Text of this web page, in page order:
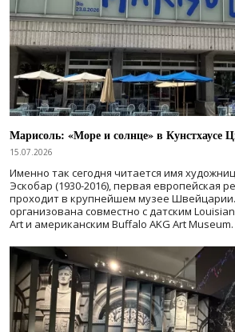
Марисоль: «Море и солнце» в Кунстхаусе
15.07.2026
Именно так сегодня читается имя
Эскобар (1930-2016), первая европейская
проходит в крупнейшем музее
организована совместно с датским
Art и американским Buffalo AKG Art Museum.